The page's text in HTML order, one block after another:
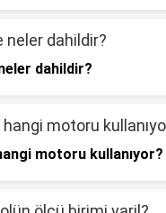
dahildir?
motoru kullanıyor?